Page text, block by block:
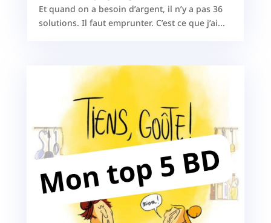
Et quand on a besoin d’argent, il n’y a pas 36
solutions. Il faut emprunter. C’est ce que j’ai...